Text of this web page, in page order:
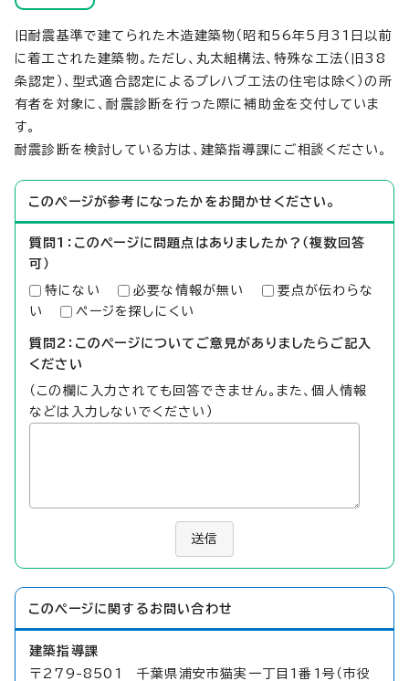
旧耐震基準で建てられた木造建築物（昭和56年5月31日以前
に着工された建築物。ただし、丸太組構法、特殊な工法（旧38
条認定）、型式適合認定によるプレハブ工法の住宅は除く）の所
有者を対象に、耐震診断を行った際に補助金を交付していま
す。
耐震診断を検討している方は、建築指導課にご相談ください。
このページが参考になったかをお聞かせください。
質問1：このページに問題点はありましたか？（複数回答
可）
特にない 必要な情報が無い
要点が伝わらな
い
ページを探しにくい
質問2：このページについてご意見がありましたらご記入
ください
（この欄に入力されても回答できません。また、個人情報
などは入力しないでください）
送信
このページに関する お問い合わせ
建築指導課
〒279-8501 千葉県浦安市猫実一丁目1番1号（市役